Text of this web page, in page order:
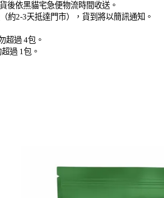
後依黑貓宅急便物流時間收送。
約2-3天抵達門市），貨到將以簡訊通知。
超過 4包。
過 1包。